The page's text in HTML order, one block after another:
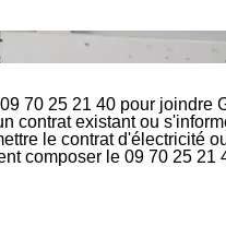
70 25 21 40 pour joindre
contrat existant ou
le contrat d'électricité
composer le 09 70 25 21